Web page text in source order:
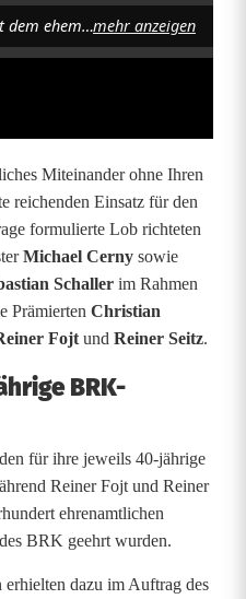
Die Geehrten gemeinsam mit dem ehemaligen OB Michael Cerny (1. von rechts) und BRK- Kreisgeschäftsführer Sebastian Schaller (1. von links) im Rahmen einer Feierstunde im Kleinen Rathaussaal. Foto: Simon Hauck, Stadt Ambergmehr anzeigen
Miteinander ohne Ihren
reichenden Einsatz für den
formulierte Lob richteten
Michael Cerny sowie
Schaller im Rahmen
Prämierten Christian
Fojt und Reiner Seitz.
BRK-
für ihre jeweils 40-jährige
Reiner Fojt und Reiner
ehrenamtlichen
BRK geehrt wurden.
dazu im Auftrag des